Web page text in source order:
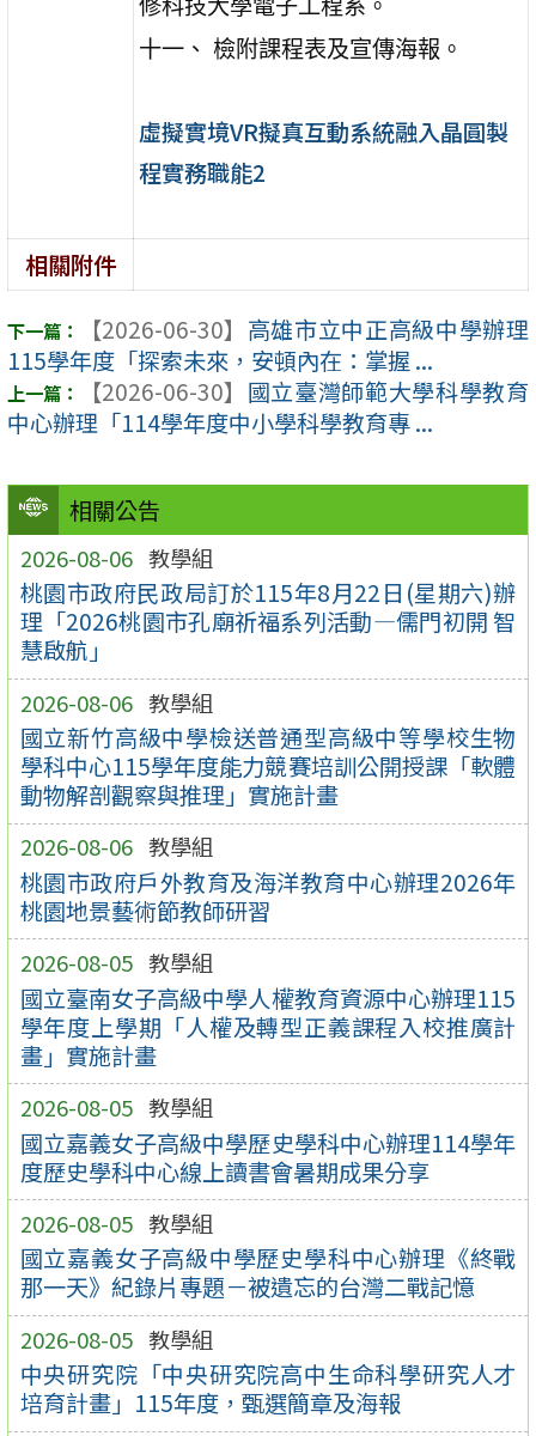
相關公告
2026-08-06 教學組
桃園市政府民政局訂於115年8月22日(星期六)辦
理「2026桃園市孔廟祈福系列活動—儒門初開 智
慧啟航」
2026-08-06 教學組
國立新竹高級中學檢送普通型高級中等學校生物
學科中心115學年度能力競賽培訓公開授課「軟體
動物解剖觀察與推理」實施計畫
2026-08-06 教學組
桃園市政府戶外教育及海洋教育中心辦理2026年
桃園地景藝術節教師研習
2026-08-05 教學組
國立臺南女子高級中學人權教育資源中心辦理115
學年度上學期「人權及轉型正義課程入校推廣計
畫」實施計畫
2026-08-05 教學組
國立嘉義女子高級中學歷史學科中心辦理114學年
度歷史學科中心線上讀書會暑期成果分享
2026-08-05 教學組
國立嘉義女子高級中學歷史學科中心辦理《終戰
那一天》紀錄片專題－被遺忘的台灣二戰記憶
2026-08-05 教學組
中央研究院「中央研究院高中生命科學研究人才
培育計畫」115年度，甄選簡章及海報
修科技大學電子工程系。
十一、 檢附課程表及宣傳海報。
虛擬實境VR擬真互動系統融入晶圓製
程實務職能2
相關附件
【2026-06-30】 高雄市立中正高級中學辦理
115學年度「探索未來，安頓內在：掌握 ...
【2026-06-30】 國立臺灣師範大學科學教育
中心辦理「114學年度中小學科學教育專 ...